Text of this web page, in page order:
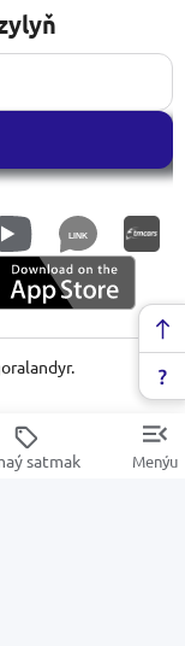
LINK
satmak Menýu